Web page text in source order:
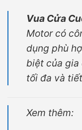
Vua Cửa
Motor có
dụng phù
biệt của gia
tối đa và
Xem thêm: